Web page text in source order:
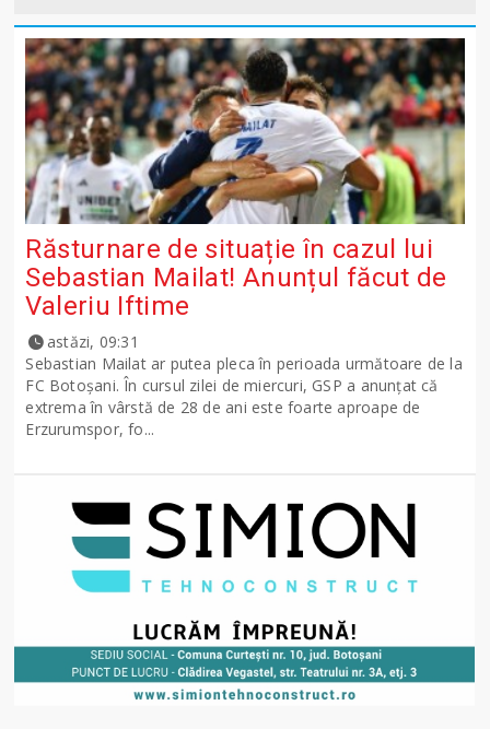
Răsturnare de situație în cazul lui
Sebastian Mailat! Anunțul făcut de
Valeriu Iftime
astăzi, 09:31
Sebastian Mailat ar putea pleca în perioada următoare de la
FC Botoșani. În cursul zilei de miercuri, GSP a anunțat că
extrema în vârstă de 28 de ani este foarte aproape de
Erzurumspor, fo...